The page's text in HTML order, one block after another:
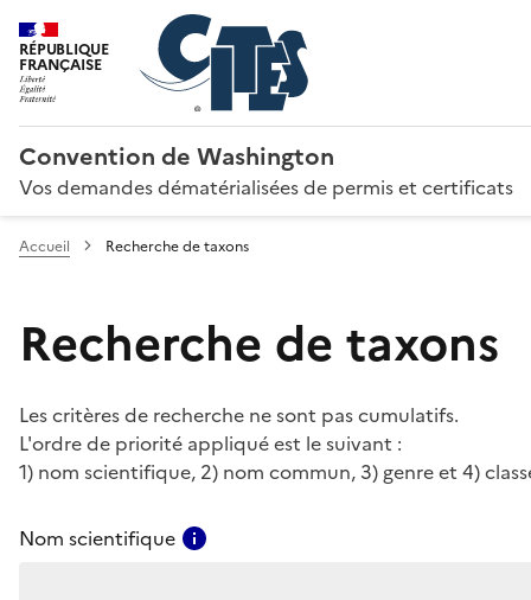
RÉPUBLIQUE
FRANÇAISE
Convention de Washington
Vos demandes dématérialisées de permis et certificats
Accueil Recherche de taxons
Recherche de taxons
Les critères de recherche ne sont pas cumulatifs.
L'ordre de priorité appliqué est le suivant :
1) nom scientifique, 2) nom commun, 3) genre et 4)
Nom scientifique